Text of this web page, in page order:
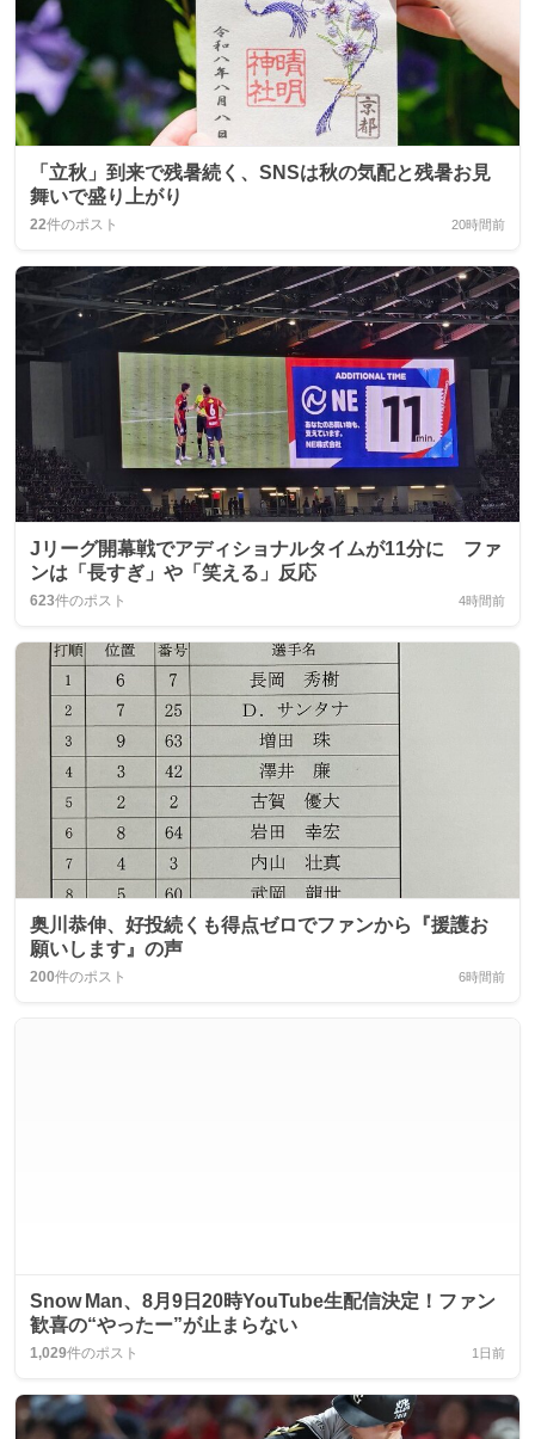
「立秋」到来で残暑続く、SNSは秋の気配と残暑お見
舞いで盛り上がり
22件のポスト 20時間前
Jリーグ開幕戦でアディショナルタイムが11分に ファ
ンは「長すぎ」や「笑える」反応
623件のポスト 4時間前
奥川恭伸、好投続くも得点ゼロでファンから『援護お
願いします』の声
200件のポスト 6時間前
Snow Man、8月9日20時YouTube生配信決定！ファン
歓喜の“やったー”が止まらない
1,029件のポスト 1日前